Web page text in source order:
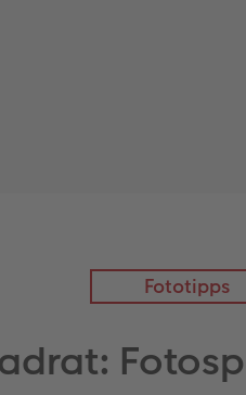
Fototipps